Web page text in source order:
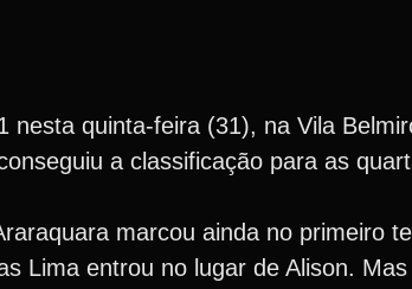
nesta quinta-feira (31), na Vila
a classificação para as
marcou ainda no primeiro
Lima entrou no lugar de Alison.